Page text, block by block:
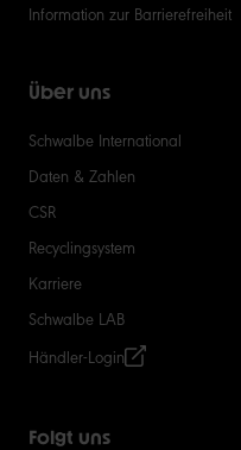
Information zur Barrierefreiheit
Über uns
Schwalbe International
Daten & Zahlen
CSR
Recyclingsystem
Karriere
Schwalbe LAB
Händler-Login
Folgt uns